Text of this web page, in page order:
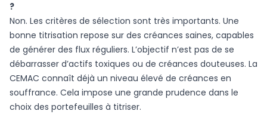
?
Non. Les critères de sélection sont très importants. Une
bonne titrisation repose sur des créances saines, capables
de générer des flux réguliers. L’objectif n’est pas de se
débarrasser d’actifs toxiques ou de créances douteuses. La
CEMAC connaît déjà un niveau élevé de créances en
souffrance. Cela impose une grande prudence dans le
choix des portefeuilles à titriser.